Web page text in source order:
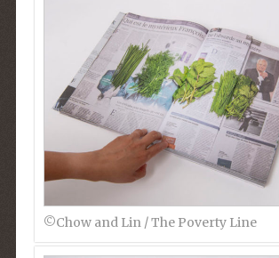
©︎Chow and Lin / The Poverty Line